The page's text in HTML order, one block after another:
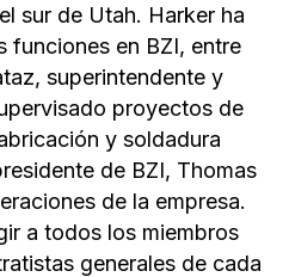
sur de Utah. Harker ha
funciones en BZI, entre
superintendente y
proyectos de
y soldadura
de BZI, Thomas
de la empresa.
a todos los miembros
generales de cada